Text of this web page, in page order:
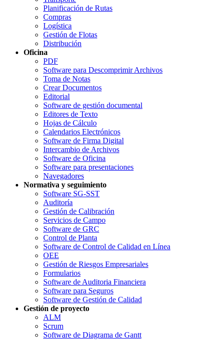
Planificación de Rutas
Compras
Logística
Gestión de Flotas
Distribución
Oficina
PDF
Software para Descomprimir Archivos
Toma de Notas
Crear Documentos
Editorial
Software de gestión documental
Editores de Texto
Hojas de Cálculo
Calendarios Electrónicos
Software de Firma Digital
Intercambio de Archivos
Software de Oficina
Software para presentaciones
Navegadores
Normativa y seguimiento
Software SG-SST
Auditoría
Gestión de Calibración
Servicios de Campo
Software de GRC
Control de Planta
Software de Control de Calidad en Línea
OEE
Gestión de Riesgos Empresariales
Formularios
Software de Auditoria Financiera
Software para Seguros
Software de Gestión de Calidad
Gestión de proyecto
ALM
Scrum
Software de Diagrama de Gantt